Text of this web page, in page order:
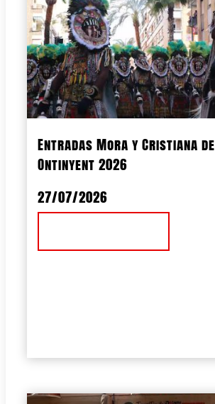
Entradas Mora y Cristiana de
Ontinyent 2026
27/07/2026